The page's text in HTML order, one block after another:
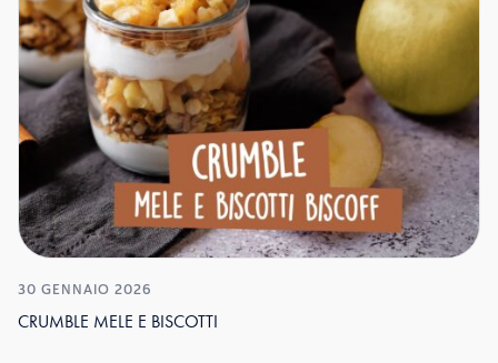
30 GENNAIO 2026
CRUMBLE MELE E BISCOTTI